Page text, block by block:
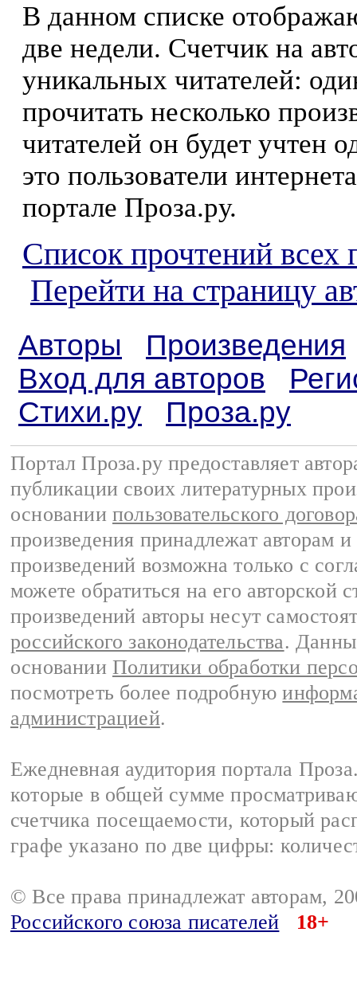
В данном списке
две недели. Счетчик на
уникальных читателей:
прочитать несколько
читателей он будет учтен
это пользователи
портале Проза.ру.
Список прочтений всех
Перейти на страницу
Авторы
Произведения
Вход для авторов
Стихи.ру
Проза.ру
Портал Проза.ру предоставляет
публикации своих литературных
основании пользовательского
произведения принадлежат авторам
произведений возможна только с
можете обратиться на его авторской
произведений авторы несут
российского законодательства.
основании Политики обработки
посмотреть более подробную
администрацией.
Ежедневная аудитория портала
которые в общей сумме
счетчика посещаемости, который
графе указано по две цифры:
© Все права принадлежат авторам,
Российского союза писателей
18+